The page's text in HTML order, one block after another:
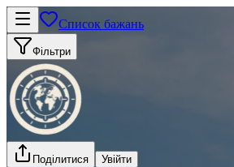
Список бажань
Фільтри
Поділитися Увійти